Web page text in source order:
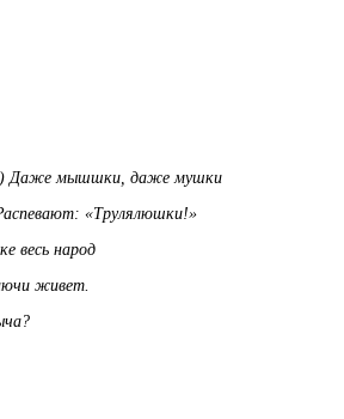
Даже мышшки, даже мушки
«Трулялюшки!»
весь народ
живет.